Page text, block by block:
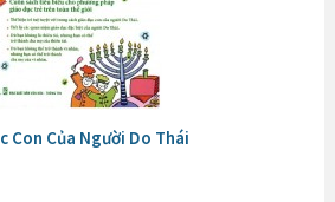
Con Của Người Do Thái